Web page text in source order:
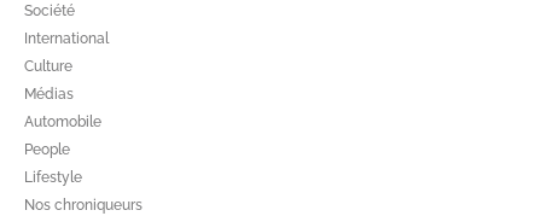
Société
International
Culture
Médias
Automobile
People
Lifestyle
Nos chroniqueurs